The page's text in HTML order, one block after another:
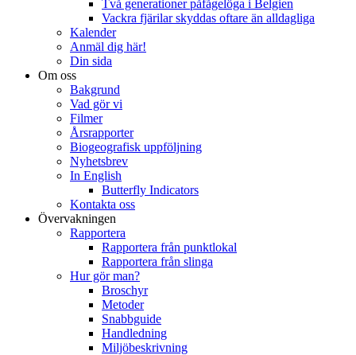
Två generationer påfågelöga i Belgien
Vackra fjärilar skyddas oftare än alldagliga
Kalender
Anmäl dig här!
Din sida
Om oss
Bakgrund
Vad gör vi
Filmer
Årsrapporter
Biogeografisk uppföljning
Nyhetsbrev
In English
Butterfly Indicators
Kontakta oss
Övervakningen
Rapportera
Rapportera från punktlokal
Rapportera från slinga
Hur gör man?
Broschyr
Metoder
Snabbguide
Handledning
Miljöbeskrivning